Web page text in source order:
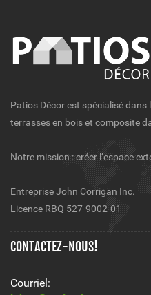
Patios Décor est spécialisé
terrasses en bois et composite
Notre mission : créer l’espace
Entreprise John Corrigan Inc.
Licence RBQ 527-9002-01
CONTACTEZ-NOUS!
Courriel: